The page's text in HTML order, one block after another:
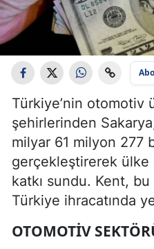
Türkiye’nin otomotiv
şehirlerinden
milyar 61 milyon 277
gerçekleştirerek
katkı sundu. Kent,
Türkiye ihracatında
OTOMOTIV